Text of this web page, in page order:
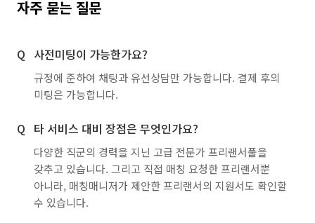
자주 묻는 질문
사전미팅이 가능한가요?
규정에 준하여 채팅과 유선상담만 가능합니다. 결제 후의
미팅은 가능합니다.
타 서비스 대비 장점은 무엇인가요?
다양한 직군의 경력을 지닌 고급 전문가 프리랜서풀을
갖추고 있습니다. 그리고 직접 매칭 요청한 프리랜서뿐
아니라, 매칭매니저가 제안한 프리랜서의 지원서도 확인할
수 있습니다.